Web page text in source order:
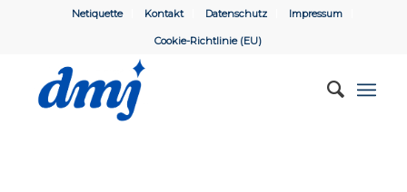
Netiquette Kontakt Datenschutz Impressum
Cookie-Richtlinie (EU)